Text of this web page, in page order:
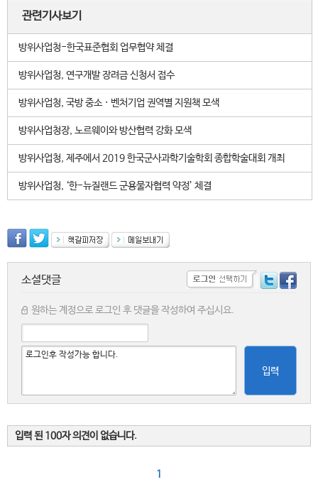
관련기사보기
방위사업청-한국표준협회 업무협약 체결
방위사업청, 연구개발 장려금 신청서 접수
방위사업청, 국방 중소 · 벤처기업 권역별 지원책 모색
방위사업청장, 노르웨이와 방산협력 강화 모색
방위사업청, 제주에서 2019 한국군사과학기술학회 종합학술대회 개최
방위사업청, ‘한-뉴질랜드 군용물자협력 약정’ 체결
소셜댓글
원하는 계정으로 로그인 후 댓글을 작성하여 주십시요.
입력
입력 된 100자 의견이 없습니다.
1